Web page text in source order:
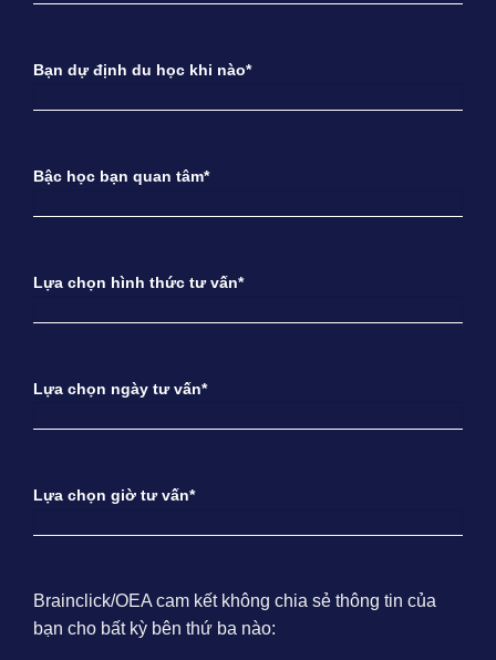
Bạn dự định du học khi nào*
Bậc học bạn quan tâm*
Lựa chọn hình thức tư vấn*
Lựa chọn ngày tư vấn*
Lựa chọn giờ tư vấn*
Brainclick/OEA cam kết không chia sẻ thông tin của
bạn cho bất kỳ bên thứ ba nào: